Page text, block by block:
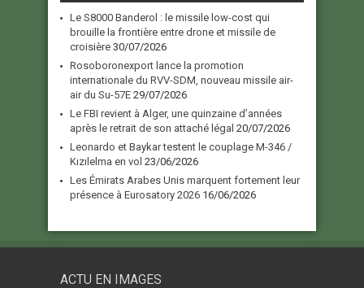
Le S8000 Banderol : le missile low-cost qui
brouille la frontière entre drone et missile de
croisière 30/07/2026
Rosoboronexport lance la promotion
internationale du RVV-SDM, nouveau missile air-
air du Su-57E 29/07/2026
Le FBI revient à Alger, une quinzaine d’années
après le retrait de son attaché légal 20/07/2026
Leonardo et Baykar testent le couplage M-346 /
Kızılelma en vol 23/06/2026
Les Émirats Arabes Unis marquent fortement leur
présence à Eurosatory 2026 16/06/2026
ACTU EN IMAGES